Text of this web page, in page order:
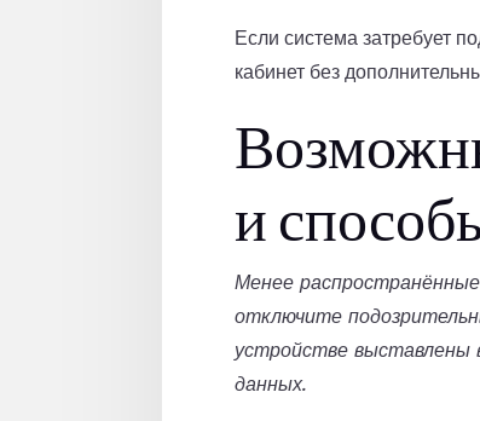
Если система затребует
кабинет без
и
Менее
отключите
устройстве выставлены
данных.